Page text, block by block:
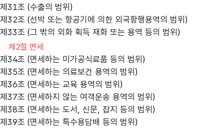
제31조 (수출의 범위)
제32조 (선박 또는 항공기에 의한 외국항행용역의 범위)
제33조 (그 밖의 외화 획득 재화 또는 용역 등의 범위)
제2절 면세
제34조 (면세하는 미가공식료품 등의 범위)
제35조 (면세하는 의료보건 용역의 범위)
제36조 (면세하는 교육 용역의 범위)
제37조 (면세하지 않는 여객운송 용역의 범위)
제38조 (면세하는 도서, 신문, 잡지 등의 범위)
제39조 (면세하는 특수용담배 등의 범위)